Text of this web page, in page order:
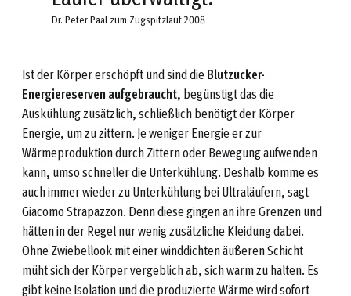
Dr. Peter Paal zum Zugspitzlauf 2008
Ist der Körper erschöpft und sind dieBlutzucker-
Energiereserven aufgebraucht, begünstigt das die
Auskühlung zusätzlich, schließlich benötigt der Körper
Energie, um zu zittern. Je weniger Energie er zur
Wärmeproduktion durch Zittern oder Bewegung aufwenden
kann, umso schneller die Unterkühlung. Deshalb komme es
auch immer wieder zu Unterkühlung bei Ultraläufern, sagt
Giacomo Strapazzon. Denn diese gingen an ihre Grenzen und
hätten in der Regel nur wenig zusätzliche Kleidung dabei.
Ohne Zwiebellook mit einer winddichten äußeren Schicht
müht sich der Körper vergeblich ab, sich warm zu halten. Es
gibt keine Isolation und die produzierte Wärme wird sofort